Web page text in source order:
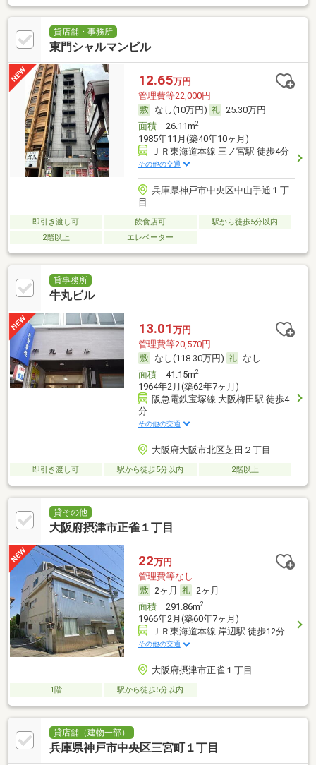
貸店舗・事務所
東門シャルマンビル
12.65万円
管理費等22,000円
なし(10万円)
25.30万円
面積26.11m2
1985年11月(築40年10ヶ月)
ＪＲ東海道本線 三ノ宮駅 徒歩4分
その他の交通
兵庫県神戸市中央区中山手通１丁
目
即引き渡し可 飲食店可
駅から徒歩5分以内
2階以上
エレベーター
貸事務所
牛丸ビル
13.01 万円
管理費等20,570円
なし(118.30万円)
なし
面積41.15m2
1964年2月(築62年7ヶ月)
阪急電鉄宝塚線 大阪梅田駅 徒歩4
分
その他の交通
大阪府大阪市北区芝田２丁目
即引き渡し可 駅から徒歩5分以内 2階以上
貸その他
大阪府摂津市正雀１丁目
22万円
管理費等なし
2ヶ月
2ヶ月
面積291.86m2
1966年2月(築60年7ヶ月)
ＪＲ東海道本線 岸辺駅 徒歩12分
その他の交通
大阪府摂津市正雀１丁目
1階 駅から徒歩5分以内
貸店舗（建物一部）
兵庫県神戸市中央区三宮町１丁目